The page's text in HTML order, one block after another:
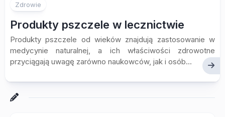
Zdrowie
Produkty pszczele w lecznictwie
Produkty pszczele od wieków znajdują zastosowanie w
medycynie naturalnej, a ich właściwości zdrowotne
przyciągają uwagę zarówno naukowców, jak i osób...